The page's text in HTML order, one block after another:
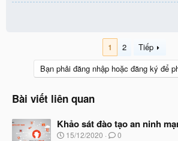
1 2
Tiếp
Bạn phải đăng nhập hoặc đăng ký để
Bài viết liên quan
Khảo sát đào tạo an ninh
N
15/12/2020 0